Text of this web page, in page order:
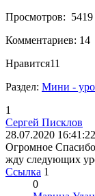
Просмотров: 5419
Комментариев: 14
Нравится11
Раздел:Мини -
Сергей Писклов
28.07.2020 16:41:22
Огромное
жду следующих
Ссылка 1